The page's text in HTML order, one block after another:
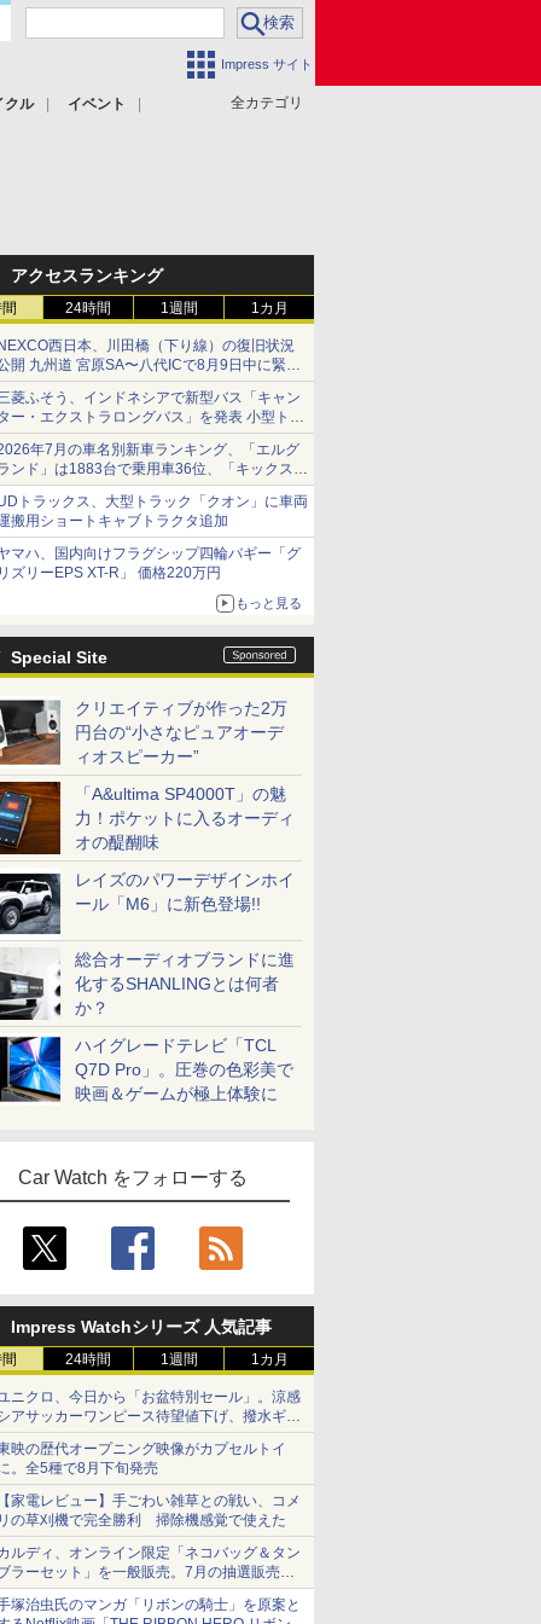
Impress サイト
全カテゴリ
クル
イベント
アクセスランキング
24時間 1週間 1カ月
NEXCO西日本、川田橋（下り線）の復旧状況
開 九州道 宮原SA〜八代ICで8月9日中に緊急
両を通行可能に
菱ふそう、インドネシアで新型バス「キャン
ー・エクストラロングバス」を発表 小型トラ
クベースの観光・旅客輸送向けバス
年7月の車名別新車ランキング、「エルグ
ンド」は1883台で乗用車36位、「キックス」
2591台で27位に
トラックス、大型トラック「クオン」に車両
搬用ショートキャブトラクタ追加
マハ、国内向けフラグシップ四輪バギー「グ
リズリーEPS XT-R」 価格220万円
もっと見る
Special Site
クリエイティブが作った2万
円台の“小さなピュアオーデ
ィオスピーカー”
「A&ultima SP4000T」の魅
力！ポケットに入るオーディ
オの醍醐味
レイズのパワーデザインホイ
ール「M6」に新色登場!!
総合オーディオブランドに進
化するSHANLINGとは何者
か？
ハイグレードテレビ「TCL
Q7D Pro」。圧巻の色彩美で
映画＆ゲームが極上体験に
Car Watch をフォローする
Impress Watchシリーズ 人気記事
24時間 1週間 1カ月
ニクロ、今日から「お盆特別セール」。涼感
アサッカーワンピース待望値下げ、撥水ギア
ョーツは1990円に
映の歴代オープニング映像がカプセルトイ
。全5種で8月下旬発売
【家電レビュー】手ごわい雑草との戦い、コメ
リの草刈機で完全勝利 掃除機感覚で使えた
ルディ、オンライン限定「ネコバッグ＆タン
ラーセット」を一般販売。7月の抽選販売の
選無効分
塚治虫氏のマンガ「リボンの騎士」を原案と